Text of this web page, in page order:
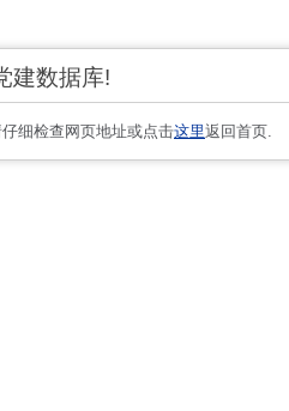
建数据库!
细检查网页地址或点击这里返回首页.